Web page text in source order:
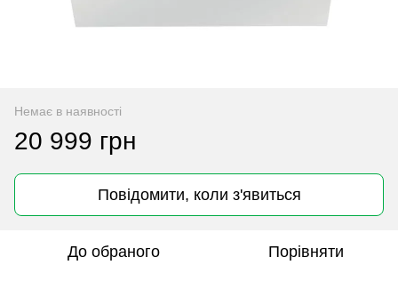
Немає в наявності
20 999 грн
Повідомити, коли з'явиться
До обраного Порівняти